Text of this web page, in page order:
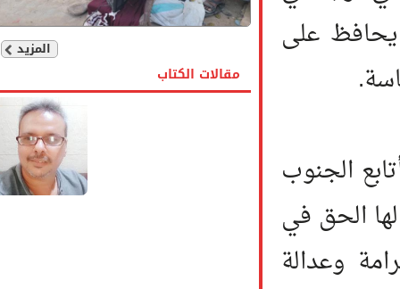
المزيد
مقالات الكتاب
على
الجنوب
الحق في
وعدالة